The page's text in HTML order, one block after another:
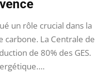
un rôle crucial dans la
carbone. La Centrale de
de 80% des GES.